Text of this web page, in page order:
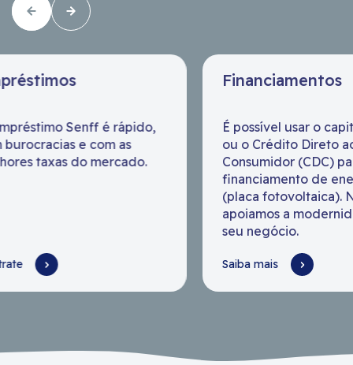
Financiamentos
É possível usar o capital de giro
ou o Crédito Direto ao
Consumidor (CDC) para
Saiba mais
Investir de
rentável e
rápido.
solidez.
Invista